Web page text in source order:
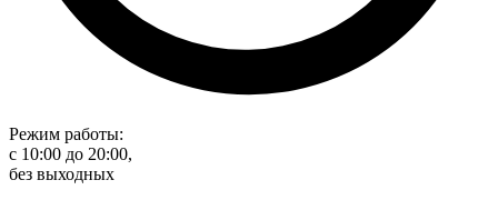
Режим работы:
с 10:00 до 20:00,
без выходных